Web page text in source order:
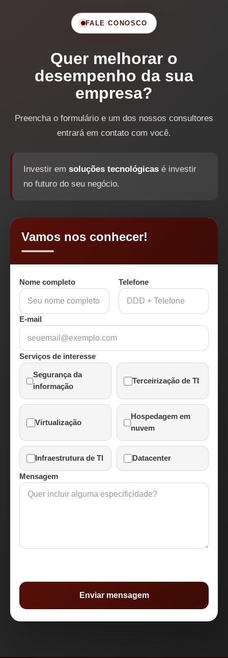
FALE CONOSCO
Quer melhorar o
desempenho da sua
empresa?
Preencha o formulário e um dos nossos consultores
entrará em contato com você.
Investir em soluções tecnológicas é investir
no futuro do seu negócio.
Vamos nos conhecer!
Nome completo Telefone
E-mail
Serviços de interesse
Segurança da
informação
Terceirização de TI
Virtualização
Hospedagem em
nuvem
Infraestrutura de TI Datacenter
Mensagem
Enviar mensagem